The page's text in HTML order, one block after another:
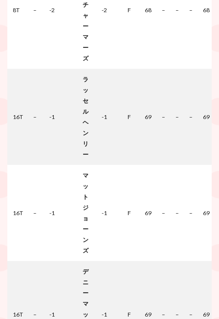
8T – -2
チ
ャ
ー
マ
ー
ズ
-2 F 68 – – – 68
16T – -1
ラ
ッ
セ
ル
ヘ
ン
リ
ー
-1 F 69 – – – 69
16T – -1
マ
ッ
ト
ジ
ョ
ー
ン
ズ
-1 F 69 – – – 69
16T – -1
デ
ニ
ー
マ
ッ
-1 F 69 – – – 69